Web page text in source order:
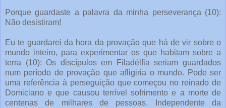
Porque guardaste a palavra da minha perseverança (10):
Não desistiram!
Eu te guardarei da hora da provação que há de vir sobre o
mundo inteiro, para experimentar os que habitam sobre a
terra (10): Os discípulos em Filadélfia seriam guardados
num período de provação que afligiria o mundo. Pode ser
uma referência à perseguição que começou no reinado de
Domiciano e que causou terrível sofrimento e a morte de
centenas de milhares de pessoas. Independente da